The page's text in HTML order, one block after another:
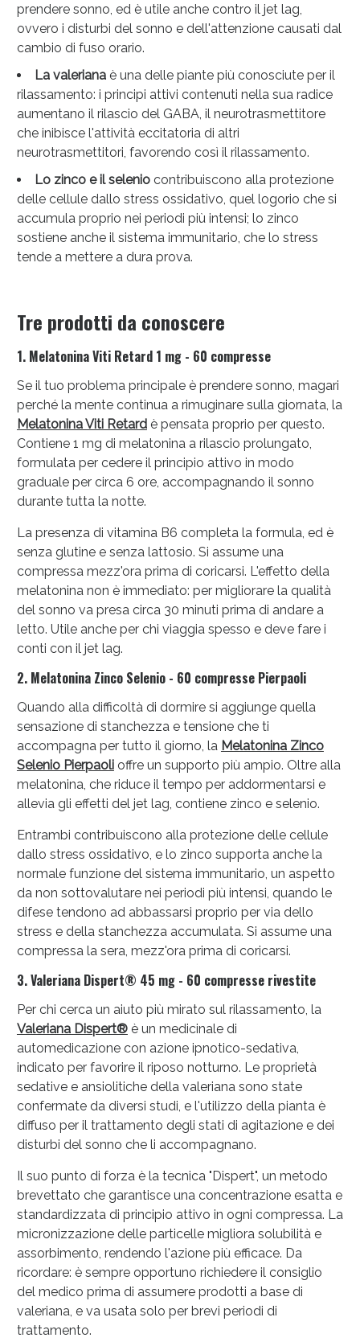
prendere sonno, ed è utile anche contro il jet lag,
ovvero i disturbi del sonno e dell'attenzione causati dal
cambio di fuso orario.
La valerianaè una delle piante più conosciute per il
rilassamento: i principi attivi contenuti nella sua radice
aumentano il rilascio del GABA, il neurotrasmettitore
che inibisce l'attività eccitatoria di altri
neurotrasmettitori, favorendo così il rilassamento.
Lo zinco e il seleniocontribuiscono alla protezione
delle cellule dallo stress ossidativo, quel logorio che si
accumula proprio nei periodi più intensi; lo zinco
sostiene anche il sistema immunitario, che lo stress
tende a mettere a dura prova.
Tre prodotti da conoscere
1. Melatonina Viti Retard 1 mg - 60 compresse
Se il tuo problema principale è prendere sonno, magari
perché la mente continua a rimuginare sulla giornata, la
Melatonina Viti Retardè pensata proprio per questo.
Contiene 1 mg di melatonina a rilascio prolungato,
formulata per cedere il principio attivo in modo
graduale per circa 6 ore, accompagnando il sonno
durante tutta la notte.
La presenza di vitamina B6 completa la formula, ed è
senza glutine e senza lattosio. Si assume una
compressa mezz'ora prima di coricarsi. L'effetto della
melatonina non è immediato: per migliorare la qualità
del sonno va presa circa 30 minuti prima di andare a
letto. Utile anche per chi viaggia spesso e deve fare i
conti con il jet lag.
2. Melatonina Zinco Selenio - 60 compresse Pierpaoli
Quando alla difficoltà di dormire si aggiunge quella
sensazione di stanchezza e tensione che ti
accompagna per tutto il giorno, la Melatonina Zinco
Selenio Pierpaolioffre un supporto più ampio. Oltre alla
melatonina, che riduce il tempo per addormentarsi e
allevia gli effetti del jet lag, contiene zinco e selenio.
Entrambi contribuiscono alla protezione delle cellule
dallo stress ossidativo, e lo zinco supporta anche la
normale funzione del sistema immunitario, un aspetto
da non sottovalutare nei periodi più intensi, quando le
difese tendono ad abbassarsi proprio per via dello
stress e della stanchezza accumulata. Si assume una
compressa la sera, mezz'ora prima di coricarsi.
3. Valeriana Dispert® 45 mg - 60 compresse rivestite
Per chi cerca un aiuto più mirato sul rilassamento, la
Valeriana Dispert®è un medicinale di
automedicazione con azione ipnotico-sedativa,
indicato per favorire il riposo notturno. Le proprietà
sedative e ansiolitiche della valeriana sono state
confermate da diversi studi, e l'utilizzo della pianta è
diffuso per il trattamento degli stati di agitazione e dei
disturbi del sonno che li accompagnano.
Il suo punto di forza è la tecnica "Dispert", un metodo
brevettato che garantisce una concentrazione esatta e
standardizzata di principio attivo in ogni compressa. La
micronizzazione delle particelle migliora solubilità e
assorbimento, rendendo l'azione più efficace. Da
ricordare: è sempre opportuno richiedere il consiglio
del medico prima di assumere prodotti a base di
valeriana, e va usata solo per brevi periodi di
trattamento.
Benessere Intestinale: Sconto fino al 55% valido
oggi!
Scopri le offerte di Oggi